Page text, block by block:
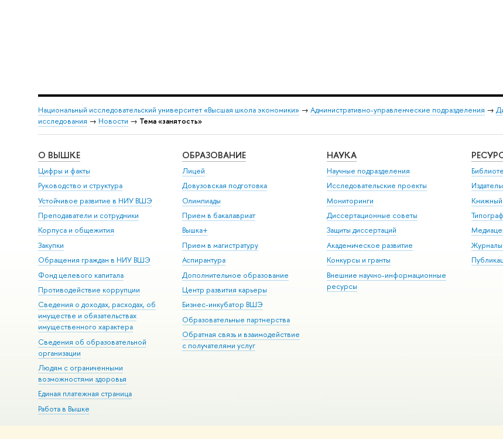
Национальный исследовательский университет «Высшая школа экономики» → Административно-управленческие подразделения →
исследования → Новости → Тема «занятость»
О ВЫШКЕ
Цифры и факты
Руководство и структура
Устойчивое развитие в НИУ ВШЭ
Преподаватели и сотрудники
Корпуса и общежития
Закупки
Обращения граждан в НИУ ВШЭ
Фонд целевого капитала
Противодействие коррупции
Сведения о доходах, расходах, об
имуществе и обязательствах
имущественного характера
Сведения об образовательной
организации
Людям с ограниченными
возможностями здоровья
Единая платежная страница
Работа в Вышке
ОБРАЗОВАНИЕ
Лицей
Довузовская подготовка
Олимпиады
Прием в бакалавриат
Вышка+
Прием в магистратуру
Аспирантура
Дополнительное образование
Центр развития карьеры
Бизнес-инкубатор ВШЭ
Образовательные партнерства
Обратная связь и взаимодействие
с получателями услуг
НАУКА
Научные подразделения
Исследовательские проекты
Мониторинги
Диссертационные советы
Защиты диссертаций
Академическое развитие
Конкурсы и гранты
Внешние научно-информационные
ресурсы
Книжный